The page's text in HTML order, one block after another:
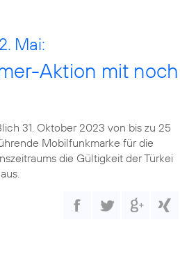
Mai:
Aktion mit
31. Oktober 2023 von bis zu 25
Mobilfunkmarke für die
die Gültigkeit der Türkei